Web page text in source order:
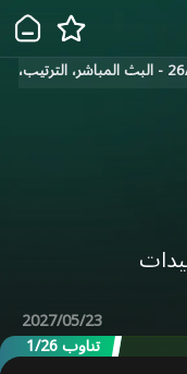
الدوري الألماني للسيدات 26/27 - البث المباشر، الترتيب،
2027/05/23
تناوب 1/26